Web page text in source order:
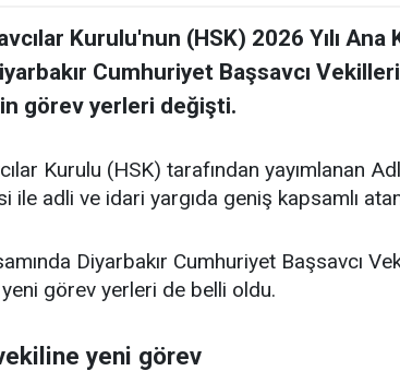
Kurulu'nun (HSK) 2026 Yılı Ana
Cumhuriyet Başsavcı
görev yerleri değişti.
Kurulu (HSK) tarafından yayımlanan
ile adli ve idari yargıda geniş kapsamlı
Diyarbakır Cumhuriyet Başsavcı
görev yerleri de belli oldu.
yeni görev